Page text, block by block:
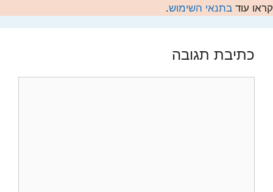
קראו עוד בתנאי השימוש.
כתיבת תגובה